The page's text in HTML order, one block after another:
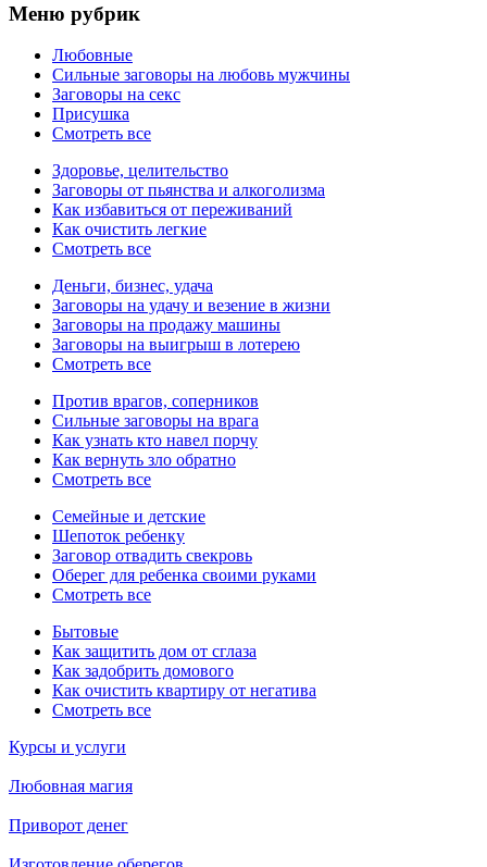
Меню рубрик
Любовные
Сильные заговоры на любовь мужчины
Заговоры на секс
Присушка
Смотреть все
Здоровье, целительство
Заговоры от пьянства и алкоголизма
Как избавиться от переживаний
Как очистить легкие
Смотреть все
Деньги, бизнес, удача
Заговоры на удачу и везение в жизни
Заговоры на продажу машины
Заговоры на выигрыш в лотерею
Смотреть все
Против врагов, соперников
Сильные заговоры на врага
Как узнать кто навел порчу
Как вернуть зло обратно
Смотреть все
Семейные и детские
Шепоток ребенку
Заговор отвадить свекровь
Оберег для ребенка своими руками
Смотреть все
Бытовые
Как защитить дом от сглаза
Как задобрить домового
Как очистить квартиру от негатива
Смотреть все
Курсы и услуги
Любовная магия
Приворот денег